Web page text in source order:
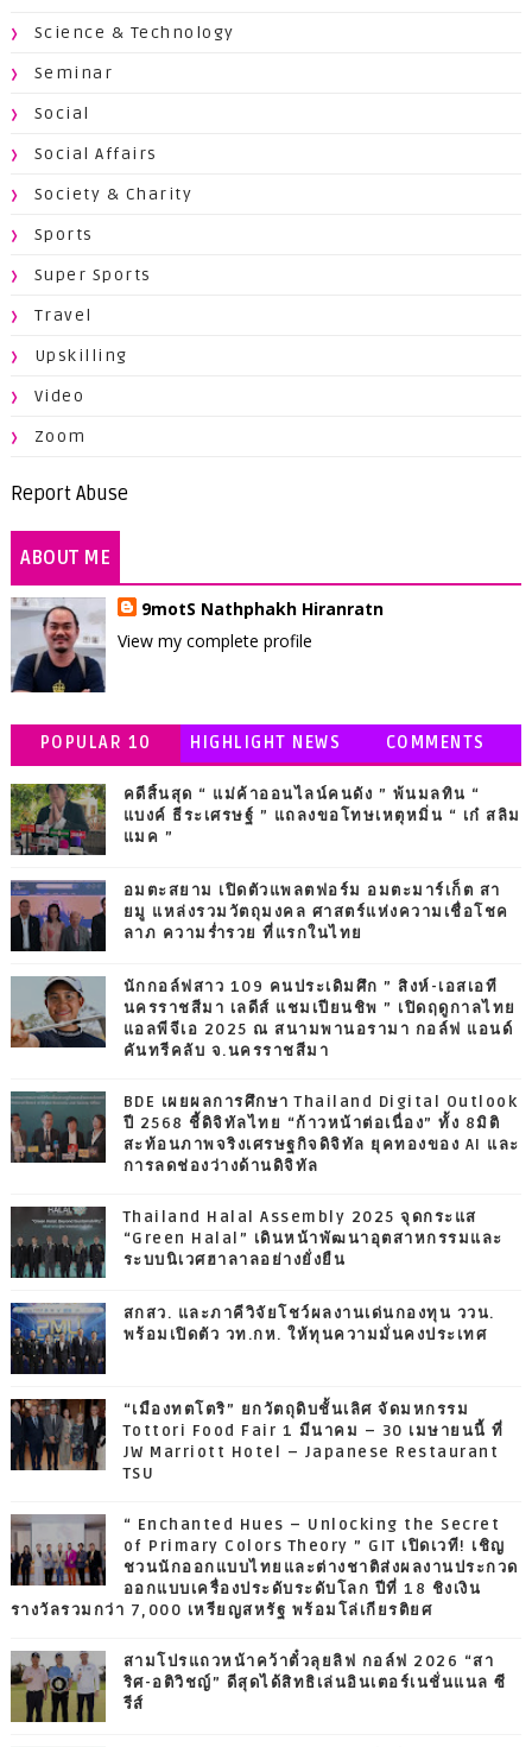
Science & Technology
Seminar
Social
Social Affairs
Society & Charity
Sports
Super Sports
Travel
Upskilling
Video
Zoom
Report Abuse
ABOUT ME
9motS Nathphakh Hiranratn
View my complete profile
POPULAR 10 HIGHLIGHT NEWS COMMENTS
คดีสิ้นสุด “ แม่ค้าออนไลน์คนดัง ” พ้นมลทิน “
แบงค์ ธีระเศรษฐ์ ” แถลงขอโทษเหตุหมิ่น “ เก๋ สลิม
แมค ”
อมตะสยาม เปิดตัวแพลตฟอร์ม อมตะมาร์เก็ต สา
ยมู แหล่งรวมวัตถุมงคล ศาสตร์แห่งความเชื่อโชค
ลาภ ความร่ำรวย ที่แรกในไทย
นักกอล์ฟสาว 109 คนประเดิมศึก ” สิงห์-เอสเอที
นครราชสีมา เลดีส์ แชมเปียนชิพ ” เปิดฤดูกาลไทย
แอลพีจีเอ 2025 ณ สนามพานอรามา กอล์ฟ แอนด์
คันทรีคลับ จ.นครราชสีมา
BDE เผยผลการศึกษา Thailand Digital Outlook
ปี 2568 ชี้ดิจิทัลไทย “ก้าวหน้าต่อเนื่อง” ทั้ง 8มิติ
สะท้อนภาพจริงเศรษฐกิจดิจิทัล ยุคทองของ AI และ
การลดช่องว่างด้านดิจิทัล
Thailand Halal Assembly 2025 จุดกระแส
“Green Halal” เดินหน้าพัฒนาอุตสาหกรรมและ
ระบบนิเวศฮาลาลอย่างยั่งยืน
สกสว. และภาคีวิจัยโชว์ผลงานเด่นกองทุน ววน.
พร้อมเปิดตัว วท.กห. ให้ทุนความมั่นคงประเทศ
“เมืองทตโตริ” ยกวัตถุดิบชั้นเลิศ จัดมหกรรม
Tottori Food Fair 1 มีนาคม – 30 เมษายนนี้ ที่
JW Marriott Hotel – Japanese Restaurant
TSU
“ Enchanted Hues – Unlocking the Secret
of Primary Colors Theory ” GIT เปิดเวที! เชิญ
ชวนนักออกแบบไทยและต่างชาติส่งผลงานประกวด
ออกแบบเครื่องประดับระดับโลก ปีที่ 18 ชิงเงิน
รางวัลรวมกว่า 7,000 เหรียญสหรัฐ พร้อมโล่เกียรติยศ
สามโปรแถวหน้าคว้าตั๋วลุยลิฟ กอล์ฟ 2026 “สา
ริศ-อติวิชญ์” ดีสุดได้สิทธิเล่นอินเตอร์เนชั่นแนล ซี
รีส์